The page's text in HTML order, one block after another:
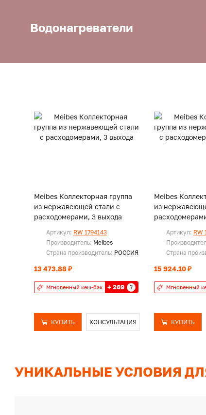
Водонагреватели
Meibes Коллекторная группа
из нержавеющей стали с
расходомерами, 3 выхода
Артикул: RW 1794143
Производитель: Meibes
Страна производитель: РОССИЯ
13 473.88 ₽
Мгновенный кеш-бэк + 269 ?
КУПИТЬ КОНСУЛЬТАЦИЯ
Meibes
из
Артикул: RW
Страна
15 924.10 ₽
Мгновенный
КУПИТЬ
УНИКАЛЬНЫЕ УСЛОВИЯ